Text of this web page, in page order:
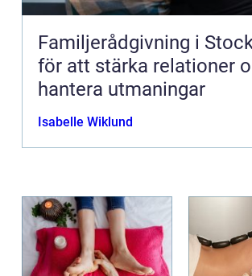
Familjerådgivning i
för att stärka relationer
hantera utmaningar
Isabelle Wiklund